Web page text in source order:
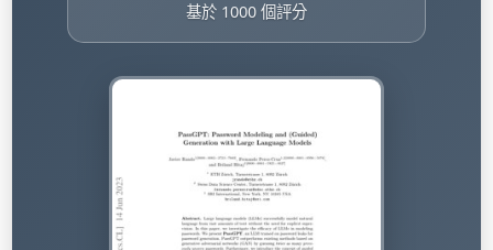
基於 1000 個評分